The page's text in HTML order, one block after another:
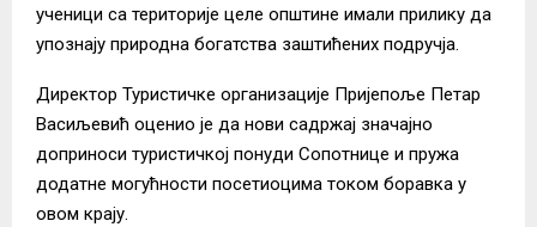
ученици са територије целе општине имали прилику да
упознају природна богатства заштићених подручја.
Директор Туристичке организације Пријепоље Петар
Васиљевић оценио је да нови садржај значајно
доприноси туристичкој понуди Сопотнице и пружа
додатне могућности посетиоцима током боравка у
овом крају.